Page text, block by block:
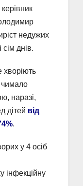
недужих
сім днів.
чимало
наразі,
дітей від
.
у 4 осіб
інфекційну